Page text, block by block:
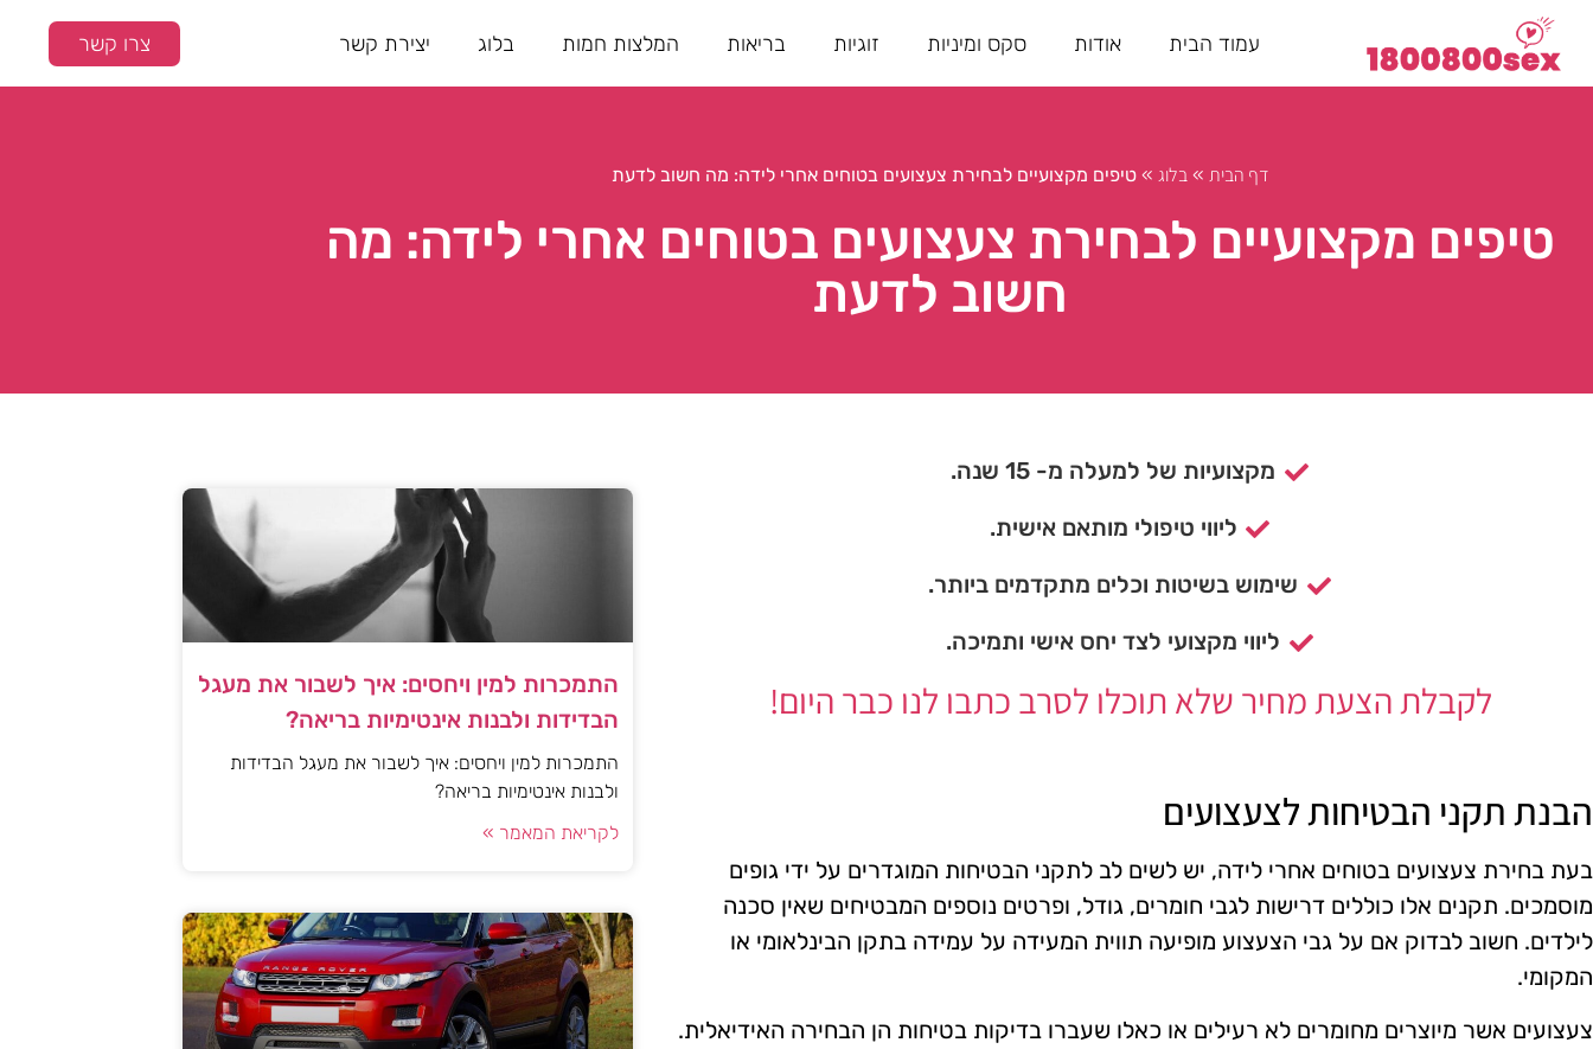
עמוד הבית אודות סקס ומיניות זוגיות בריאות המלצות חמות בלוג יצירת קשר צרו קשר
דף הבית »בלוג »טיפים מקצועיים לבחירת צעצועים בטוחים אחרי לידה: מה חשוב לדעת
טיפים מקצועיים לבחירת צעצועים בטוחים אחרי לידה: מה
חשוב לדעת
מקצועיות של למעלה מ- 15 שנה.
ליווי טיפולי מותאם אישית.
שימוש בשיטות וכלים מתקדמים ביותר.
ליווי מקצועי לצד יחס אישי ותמיכה.
לקבלת הצעת מחיר שלא תוכלו לסרב כתבו לנו כבר היום!
הבנת תקני הבטיחות לצעצועים
בעת בחירת צעצועים בטוחים אחרי לידה, יש לשים לב לתקני הבטיחות המוגדרים על ידי גופים
מוסמכים. תקנים אלו כוללים דרישות לגבי חומרים, גודל, ופרטים נוספים המבטיחים שאין סכנה
לילדים. חשוב לבדוק אם על גבי הצעצוע מופיעה תווית המעידה על עמידה בתקן הבינלאומי או
המקומי.
צעצועים אשר מיוצרים מחומרים לא רעילים או כאלו שעברו בדיקות בטיחות הן הבחירה האידיאלית.
התמכרות למין ויחסים: איך לשבור את מעגל
הבדידות ולבנות אינטימיות בריאה?
התמכרות למין ויחסים: איך לשבור את מעגל הבדידות
ולבנות אינטימיות בריאה?
לקריאת המאמר »